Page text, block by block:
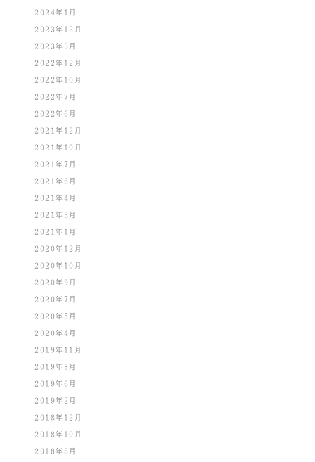
2024年1月
2023年12月
2023年3月
2022年12月
2022年10月
2022年7月
2022年6月
2021年12月
2021年10月
2021年7月
2021年6月
2021年4月
2021年3月
2021年1月
2020年12月
2020年10月
2020年9月
2020年7月
2020年5月
2020年4月
2019年11月
2019年8月
2019年6月
2019年2月
2018年12月
2018年10月
2018年8月